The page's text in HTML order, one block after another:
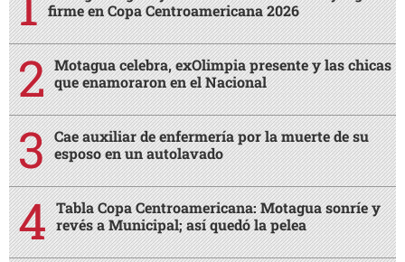
firme en Copa Centroamericana 2026
Motagua celebra, exOlimpia presente y las chicas
que enamoraron en el Nacional
Cae auxiliar de enfermería por la muerte de su
esposo en un autolavado
Tabla Copa Centroamericana: Motagua sonríe y
revés a Municipal; así quedó la pelea